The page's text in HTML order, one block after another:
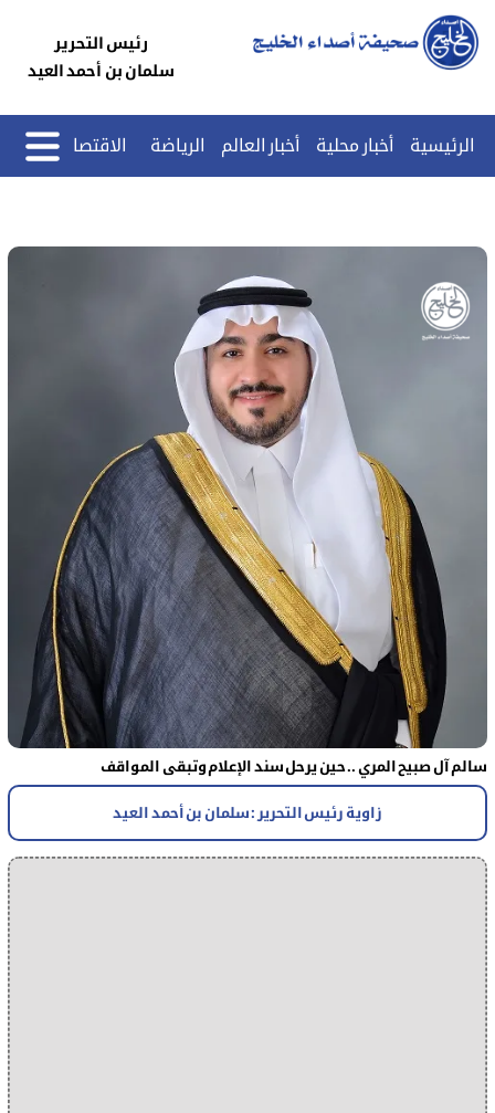
رئيس التحرير
سلمان بن أحمد العيد
الرئيسية أخبار محلية أخبار العالم الرياضة الاقتصاد
سالم آل صبيح المري .. حين يرحل سند الإعلام وتبقى المواقف
زاوية رئيس التحرير : سلمان بن أحمد العيد